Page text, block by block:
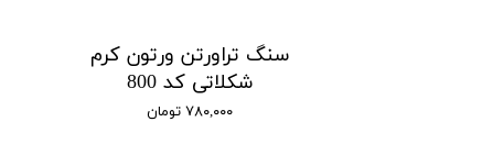
سنگ تراورتن ورتون کرم
شکلاتی کد 800
۷۸۰,۰۰۰ تومان